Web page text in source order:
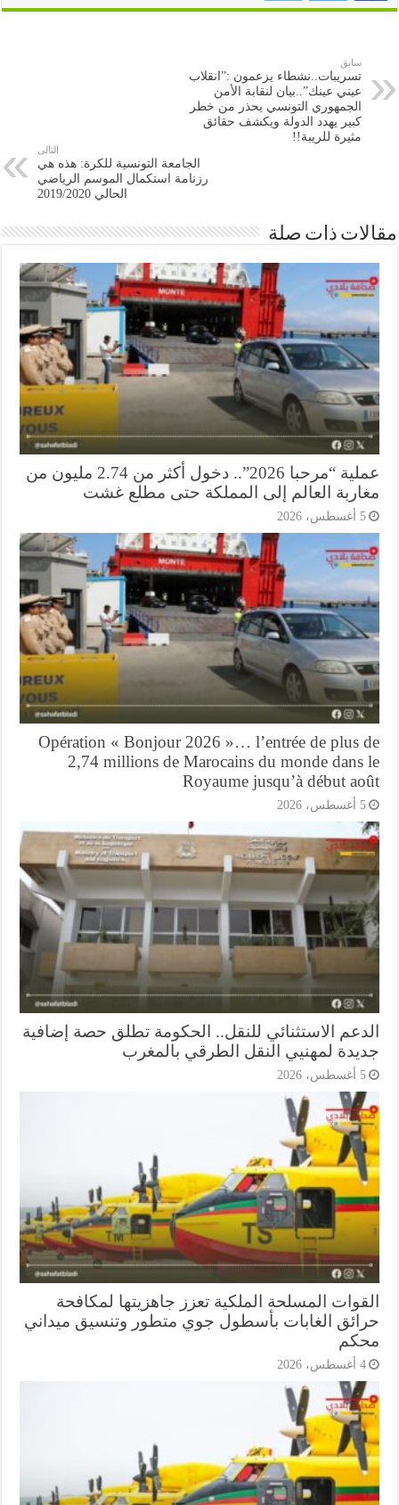
تسريبات..نشطاء يزعمون :”انقلاب
عيني عينك”..بيان لنقابة الأمن
الجمهوري التونسي يحذر من خطر
كبير يهدد الدولة ويكشف حقائق
مثيرة للريبة!!
الجامعة التونسية للكرة: هذه هي
رزنامة استكمال الموسم الرياضي
ذات صلة
عملية “مرحبا 2026”.. دخول أكثر من 2.74 مليون من
العالم إلى المملكة حتى مطلع غشت
Opération « Bonjour 2026 »… l’entrée de plus
2,74 millions de Marocains du monde
Royaume jusqu’à début
الاستثنائي للنقل.. الحكومة تطلق حصة إضافية
لمهنيي النقل الطرقي بالمغرب
المسلحة الملكية تعزز جاهزيتها لمكافحة
الغابات بأسطول جوي متطور وتنسيق ميداني